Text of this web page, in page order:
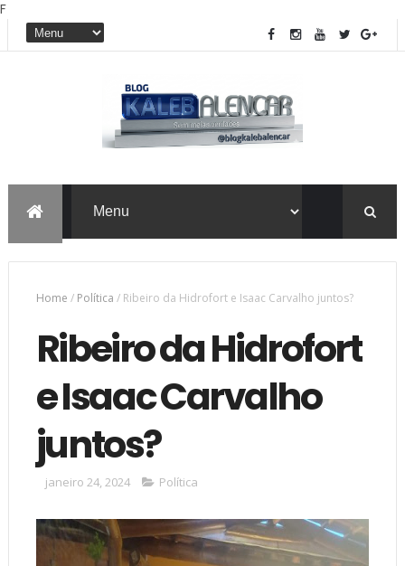
F
Home / Política / Ribeiro da Hidrofort e Isaac Carvalho juntos?
Ribeiro da Hidrofort
e Isaac Carvalho
juntos?
janeiro 24, 2024 Política